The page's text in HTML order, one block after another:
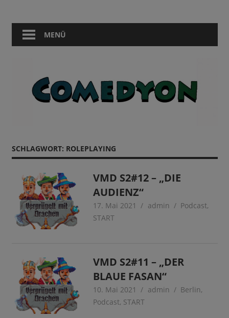
springen
Comedyon
Berlin
MENÜ
SCHLAGWORT: ROLEPLAYING
VMD S2#12 – „DIE
AUDIENZ“
17. Mai 2021 admin Podcast,
START
VMD S2#11 – „DER
BLAUE FASAN“
10. Mai 2021 admin Berlin,
Podcast, START